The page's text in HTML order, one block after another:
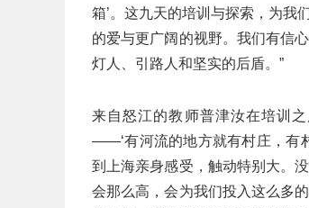
箱’。这九天的培训与探索，为我
的爱与更广阔的视野。我们有信
灯人、引路人和坚实的后盾。”
来自怒江的教师普津汝在培训
——‘有河流的地方就有村庄，有
到上海亲身感受，触动特别大。
会那么高，会为我们投入这么多